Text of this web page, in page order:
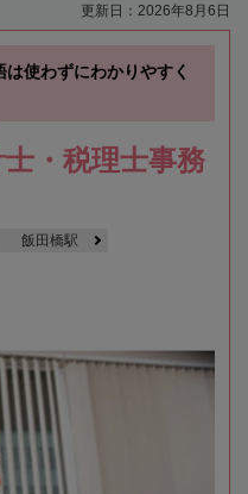
更新日：2026年8月6日
は使わずにわかりやすく
・税理士事務
飯田橋駅